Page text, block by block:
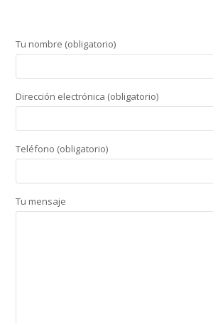
Tu nombre (obligatorio)
Dirección electrónica (obligatorio)
Teléfono (obligatorio)
Tu mensaje